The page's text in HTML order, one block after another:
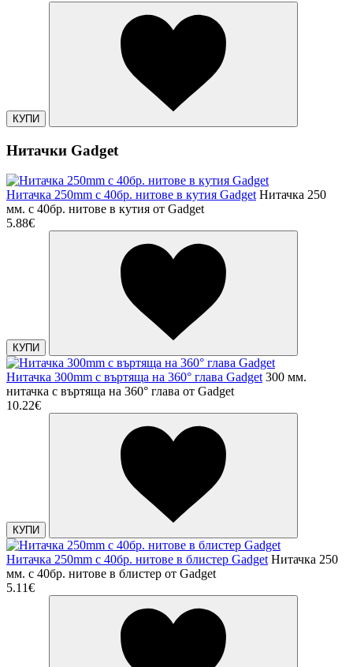
КУПИ
Нитачки Gadget
Нитачка 250mm с 40бр. нитове в кутия Gadget Нитачка 250
мм. с 40бр. нитове в кутия от Gadget
5.88€
КУПИ
Нитачка 300mm с въртяща на 360° глава Gadget 300 мм.
нитачка с въртяща на 360° глава от Gadget
10.22€
КУПИ
Нитачка 250mm с 40бр. нитове в блистер Gadget Нитачка 250
мм. с 40бр. нитове в блистер от Gadget
5.11€